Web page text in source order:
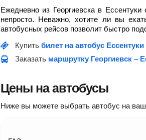
Ежедневно из Георгиевска в
непросто. Неважно, хотите ли вы
автобусных рейсов позволит быстро
Купить билет на автобус Ессентуки
Заказать маршрутку Георгиевск –
Цены на автобусы
Ниже вы можете выбрать автобус на ваш